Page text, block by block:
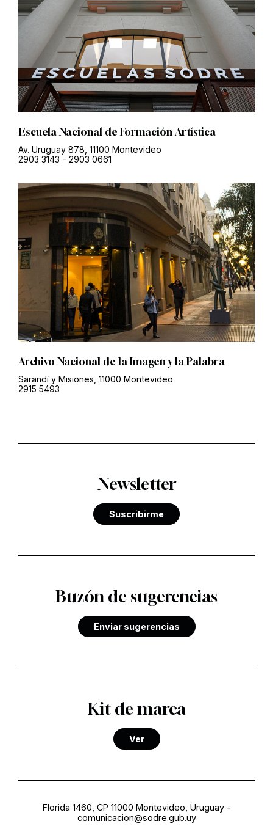
Escuela Nacional de Formación Artística
Av. Uruguay 878, 11100 Montevideo
2903 3143 - 2903 0661
Archivo Nacional de la Imagen y la Palabra
Sarandí y Misiones, 11000 Montevideo
2915 5493
Newsletter
Suscribirme
Buzón de sugerencias
Enviar sugerencias
Kit de marca
Ver
Florida 1460, CP 11000 Montevideo, Uruguay-
comunicacion@sodre.gub.uy